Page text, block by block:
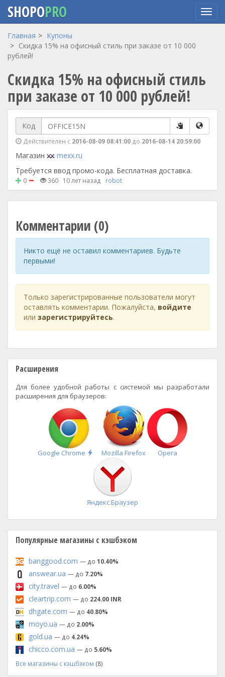
Перейти
основному
SHOPOPRO
Главная
Купоны
Скидка 15% на офисный стиль при заказе от 10 000
рублей!
Скидка 15% на офисный стиль
при заказе от 10 000 рублей!
Код
Действителен с 2016-08-09 08:41:00 до 2016-08-14 20:59:00
Магазин
mexx.ru
Требуется ввод промо-кода. Бесплатная доставка.
0 360 10 лет назад robot
Комментарии (0)
Никто ещё не оставил комментариев. Будьте
первыми!
Только зарегистрированные пользователи могут
оставлять комментарии. Пожалуйста, войдите
или зарегистрируйтесь.
Расширения
Для более удобной работы с системой мы разработали
расширения для браузеров:
Google Chrome
Быстрая
установка
Mozilla Firefox Opera
Яндекс.Браузер
Популярные магазины с кэшбэком
banggood.com — до 10.40%
answear.ua — до 7.20%
city.travel — до 6.00%
cleartrip.com — до 224.00 INR
dhgate.com — до 40.80%
moyo.ua — до 2.00%
gold.ua — до 4.24%
chicco.com.ua — до 5.60%
Все магазины с кэшбэком (8)